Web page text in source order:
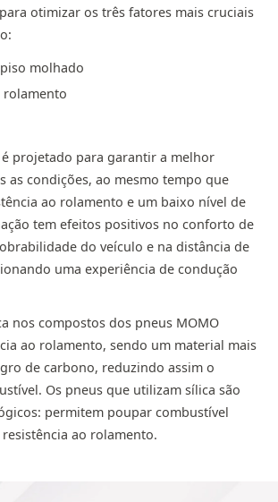
otimizar os três fatores mais cruciais
molhado
rolamento
é projetado para garantir a melhor
as condições, ao mesmo tempo que
ao rolamento e um baixo nível de
tem efeitos positivos no conforto de
do veículo e na distância de
uma experiência de condução
nos compostos dos pneus MOMO
ao rolamento, sendo um material mais
de carbono, reduzindo assim o
Os pneus que utilizam sílica são
permitem poupar combustível
ao rolamento.